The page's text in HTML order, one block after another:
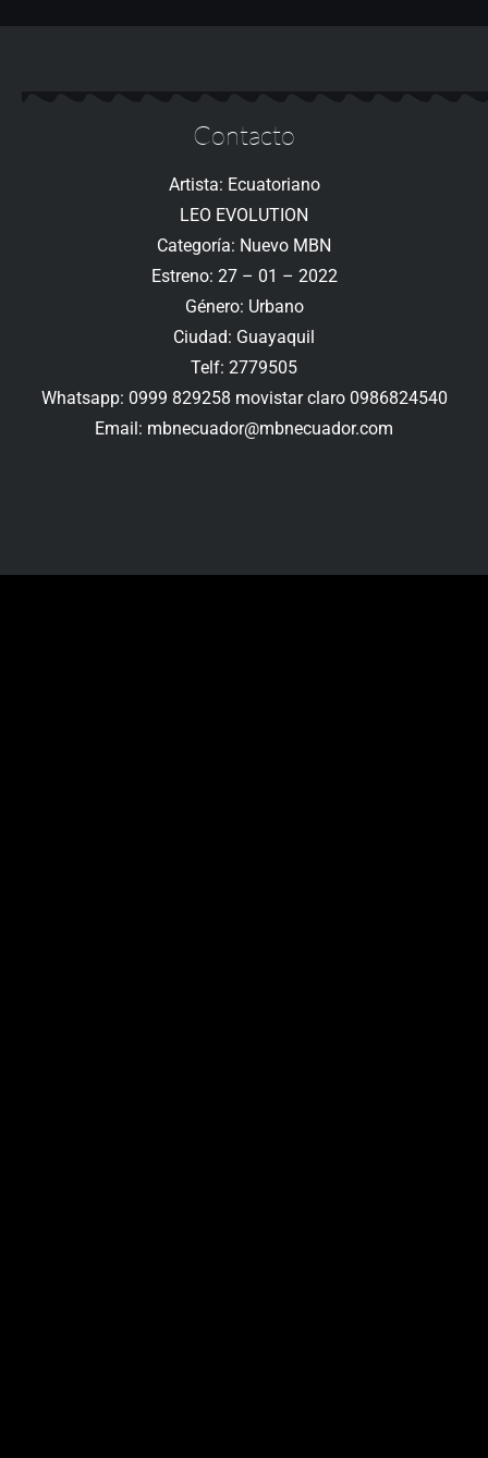
Contacto
Artista: Ecuatoriano
LEO EVOLUTION
Categoría: Nuevo MBN
Estreno: 27 – 01 – 2022
Género: Urbano
Ciudad: Guayaquil
Telf: 2779505
Whatsapp: 0999 829258 movistar claro 0986824540
Email: mbnecuador@mbnecuador.com